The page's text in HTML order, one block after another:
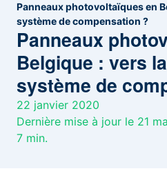
Panneaux photovoltaïques en
système de compensation ?
Panneaux
Belgique : vers
système de
22 janvier 2020
Dernière mise à jour le 21
7 min.